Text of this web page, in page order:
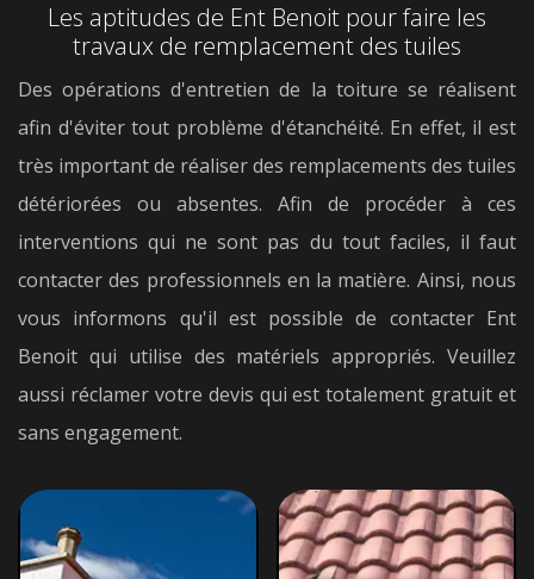
Les aptitudes de Ent Benoit pour faire les
travaux de remplacement des tuiles
Des opérations d'entretien de la toiture se réalisent
afin d'éviter tout problème d'étanchéité. En effet, il est
très important de réaliser des remplacements des tuiles
détériorées ou absentes. Afin de procéder à ces
interventions qui ne sont pas du tout faciles, il faut
contacter des professionnels en la matière. Ainsi, nous
vous informons qu'il est possible de contacter Ent
Benoit qui utilise des matériels appropriés. Veuillez
aussi réclamer votre devis qui est totalement gratuit et
sans engagement.